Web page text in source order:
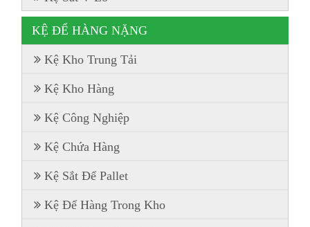
KỆ ĐỂ HÀNG NẶNG
Kệ Kho Trung Tải
Kệ Kho Hàng
Kệ Công Nghiệp
Kệ Chứa Hàng
Kệ Sắt Để Pallet
Kệ Để Hàng Trong Kho